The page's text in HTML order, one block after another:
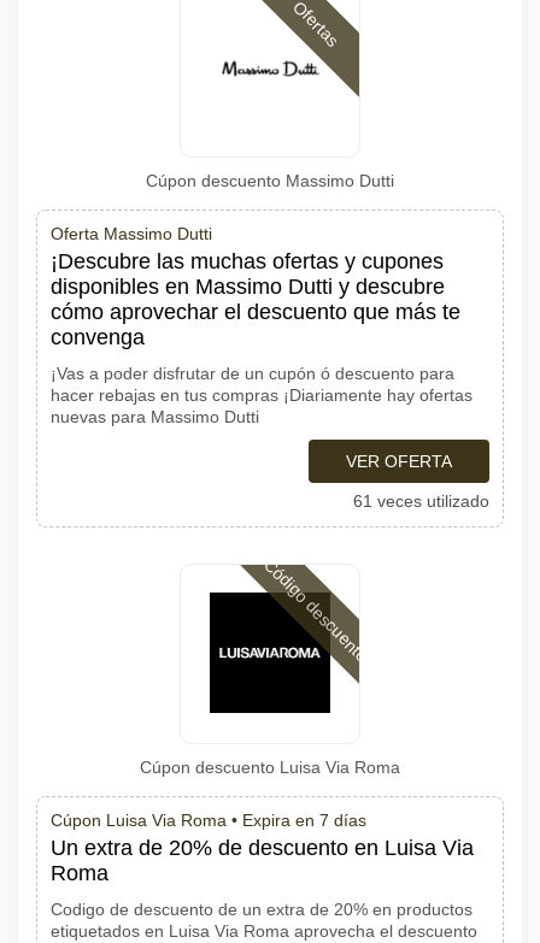
Ofertas
Cúpon descuento Massimo Dutti
Oferta Massimo Dutti
¡Descubre las muchas ofertas y cupones
disponibles en Massimo Dutti y descubre
cómo aprovechar el descuento que más te
convenga
¡Vas a poder disfrutar de un cupón ó descuento para
hacer rebajas en tus compras ¡Diariamente hay ofertas
nuevas para Massimo Dutti
VER OFERTA
61 veces utilizado
Código descuento
Cúpon descuento Luisa Via Roma
Cúpon Luisa Via Roma • Expira en 7 días
Un extra de 20% de descuento en Luisa Via
Roma
Codigo de descuento de un extra de 20% en productos
etiquetados en Luisa Via Roma aprovecha el descuento